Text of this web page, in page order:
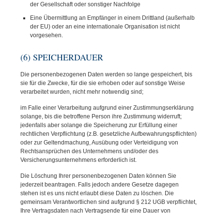
der Gesellschaft oder sonstiger Nachfolge
Eine Übermittlung an Empfänger in einem Drittland (außerhalb
der EU) oder an eine internationale Organisation ist nicht
vorgesehen.
(6) SPEICHERDAUER
Die personenbezogenen Daten werden so lange gespeichert, bis
sie für die Zwecke, für die sie erhoben oder auf sonstige Weise
verarbeitet wurden, nicht mehr notwendig sind;
im Falle einer Verarbeitung aufgrund einer Zustimmungserklärung
solange, bis die betroffene Person ihre Zustimmung widerruft;
jedenfalls aber solange die Speicherung zur Erfüllung einer
rechtlichen Verpflichtung (z.B. gesetzliche Aufbewahrungspflichten)
oder zur Geltendmachung, Ausübung oder Verteidigung von
Rechtsansprüchen des Unternehmens und/oder des
Versicherungsunternehmens erforderlich ist.
Die Löschung Ihrer personenbezogenen Daten können Sie
jederzeit beantragen. Falls jedoch andere Gesetze dagegen
stehen ist es uns nicht erlaubt diese Daten zu löschen. Die
gemeinsam Verantwortlichen sind aufgrund § 212 UGB verpflichtet,
Ihre Vertragsdaten nach Vertragsende für eine Dauer von